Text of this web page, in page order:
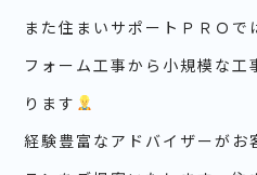
また住まいサポートＰＲＯで
フォーム工事から小規模な
ります
経験豊富なアドバイザーがお